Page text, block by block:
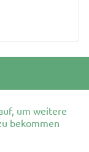
um weitere
bekommen